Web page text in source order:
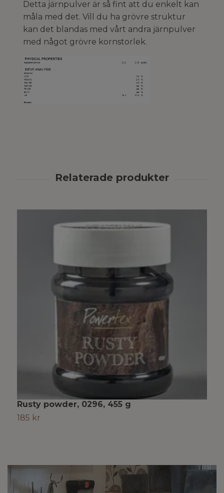
Detta järnpulver är så fint att du enkelt kan
måla med det. Vill du ha grövre struktur
kan det blandas med vårt andra järnpulver
med något grövre kornstorlek.
Rusty powder, 0296, 455 g
185 kr